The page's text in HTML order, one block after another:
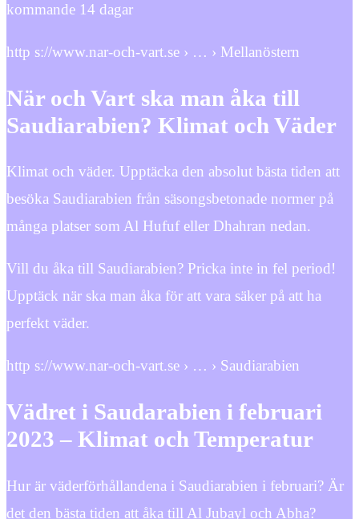
kommande 14 dagar
http s://www.nar-och-vart.se › … › Mellanöstern
När och Vart ska man åka till
Saudiarabien? Klimat och Väder
Klimat och väder. Upptäcka den absolut bästa tiden att
besöka Saudiarabien från säsongsbetonade normer på
många platser som Al Hufuf eller Dhahran nedan.
Vill du åka till Saudiarabien? Pricka inte in fel period!
Upptäck när ska man åka för att vara säker på att ha
perfekt väder.
http s://www.nar-och-vart.se › … › Saudiarabien
Vädret i Saudarabien i februari
2023 – Klimat och Temperatur
Hur är väderförhållandena i Saudiarabien i februari? Är
det den bästa tiden att åka till Al Jubayl och Abha?